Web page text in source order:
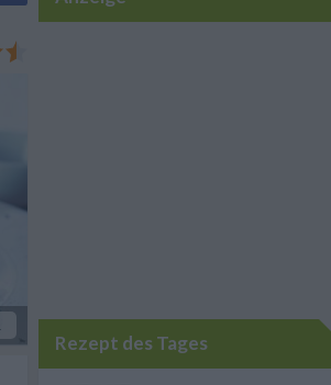
Rezept des Tages